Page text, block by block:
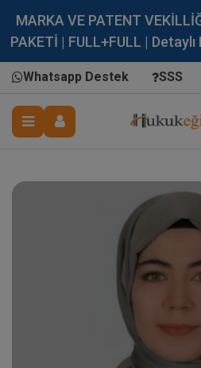
MARKA VE PATENT
PAKETİ | FULL+FULL |
Whatsapp Destek SSS